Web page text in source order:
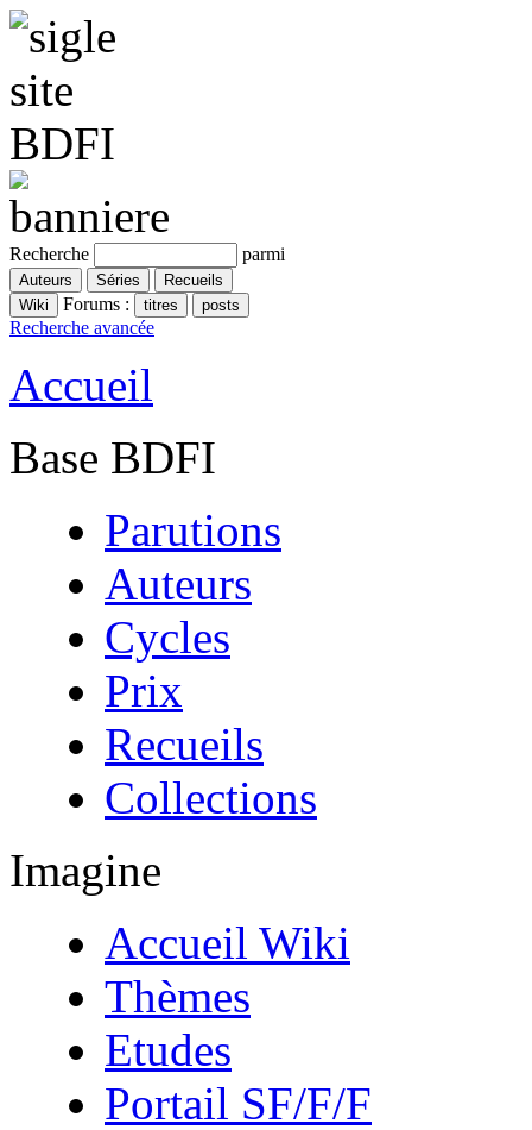
Recherche parmi
Forums :
Recherche avancée
Accueil
Base BDFI
Parutions
Auteurs
Cycles
Prix
Recueils
Collections
Imagine
Accueil Wiki
Thèmes
Etudes
Portail SF/F/F